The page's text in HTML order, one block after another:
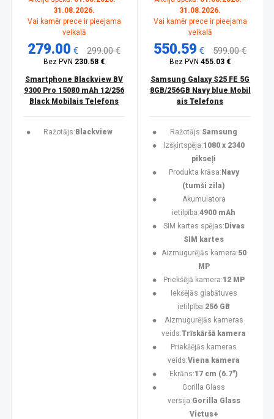
31.08.2026.
Vai kamēr prece ir pieejama
veikalā
279.00 € 299.00 €
Bez PVN 230.58 €
Smartphone Blackview BV
9300 Pro 15080 mAh 12/256
Black Mobilais Telefons
Ražotājs: Blackview
31.08.2026.
Vai kamēr prece ir pieejama
veikalā
550.59 € 599.00 €
Bez PVN455.03 €
Samsung Galaxy S25 FE 5G
8GB/256GB Navy blue Mobil
ais Telefons
Ražotājs:Samsung
Izšķirtspēja:1080 x 2340
pikseļi
Produkta krāsa: Navy
(tumši zila)
Akumulatora
ietilpība:4900 mAh
SIM kartes spējas: Divas
SIM kartes
Aizmugurējās kamera:50
MP
Priekšējā kamera:12 MP
Iekšējās glabātuves
ietilpība:256 GB
Aizmugurējās kameras
veids:Trīskāršā kamera
Priekšējās kameras
veids:Viena kamera
Ekrāns:17 cm (6.7")
Gorilla Glass
versija:Gorilla Glass
Victus+